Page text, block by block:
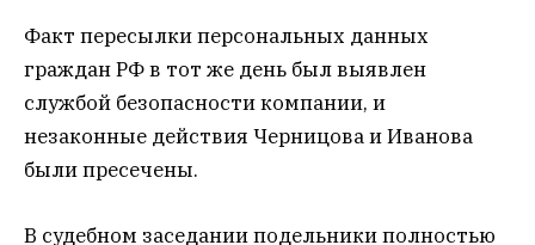
Факт пересылки персональных данных
граждан РФ в тот же день был выявлен
службой безопасности компании, и
незаконные действия Черницова и Иванова
были пресечены.
В судебном заседании подельники полностью